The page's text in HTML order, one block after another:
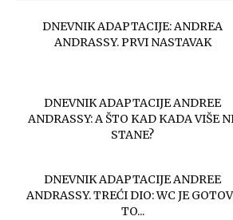
DNEVNIK ADAPTACIJE: ANDREA
ANDRASSY. PRVI NASTAVAK
DNEVNIK ADAPTACIJE ANDREE
ANDRASSY: A ŠTO KAD KADA VIŠE
STANE?
DNEVNIK ADAPTACIJE ANDREE
ANDRASSY. TREĆI DIO: WC JE
TO...